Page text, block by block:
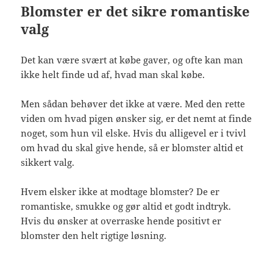
Blomster er det sikre romantiske
valg
Det kan være svært at købe gaver, og ofte kan man
ikke helt finde ud af, hvad man skal købe.
Men sådan behøver det ikke at være. Med den rette
viden om hvad pigen ønsker sig, er det nemt at finde
noget, som hun vil elske. Hvis du alligevel er i tvivl
om hvad du skal give hende, så er blomster altid et
sikkert valg.
Hvem elsker ikke at modtage blomster? De er
romantiske, smukke og gør altid et godt indtryk.
Hvis du ønsker at overraske hende positivt er
blomster den helt rigtige løsning.